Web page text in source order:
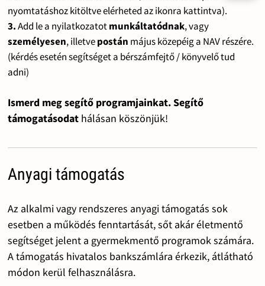
nyomtatáshoz kitöltve elérheted az ikonra kattintva).
3.Add le a nyilatkozatotmunkáltatódnak, vagy
személyesen, illetvepostán május közepéig a NAV részére.
(kérdés esetén segítséget a bérszámfejtő / könyvelő tud
adni)
Ismerd meg segítő programjainkat. Segítő
támogatásodat hálásan köszönjük!
Anyagi támogatás
Az alkalmi vagy rendszeres anyagi támogatás sok
esetben a működés fenntartását, sőt akár életmentő
segítséget jelent a gyermekmentő programok számára.
A támogatás hivatalos bankszámlára érkezik, átlátható
módon kerül felhasználásra.